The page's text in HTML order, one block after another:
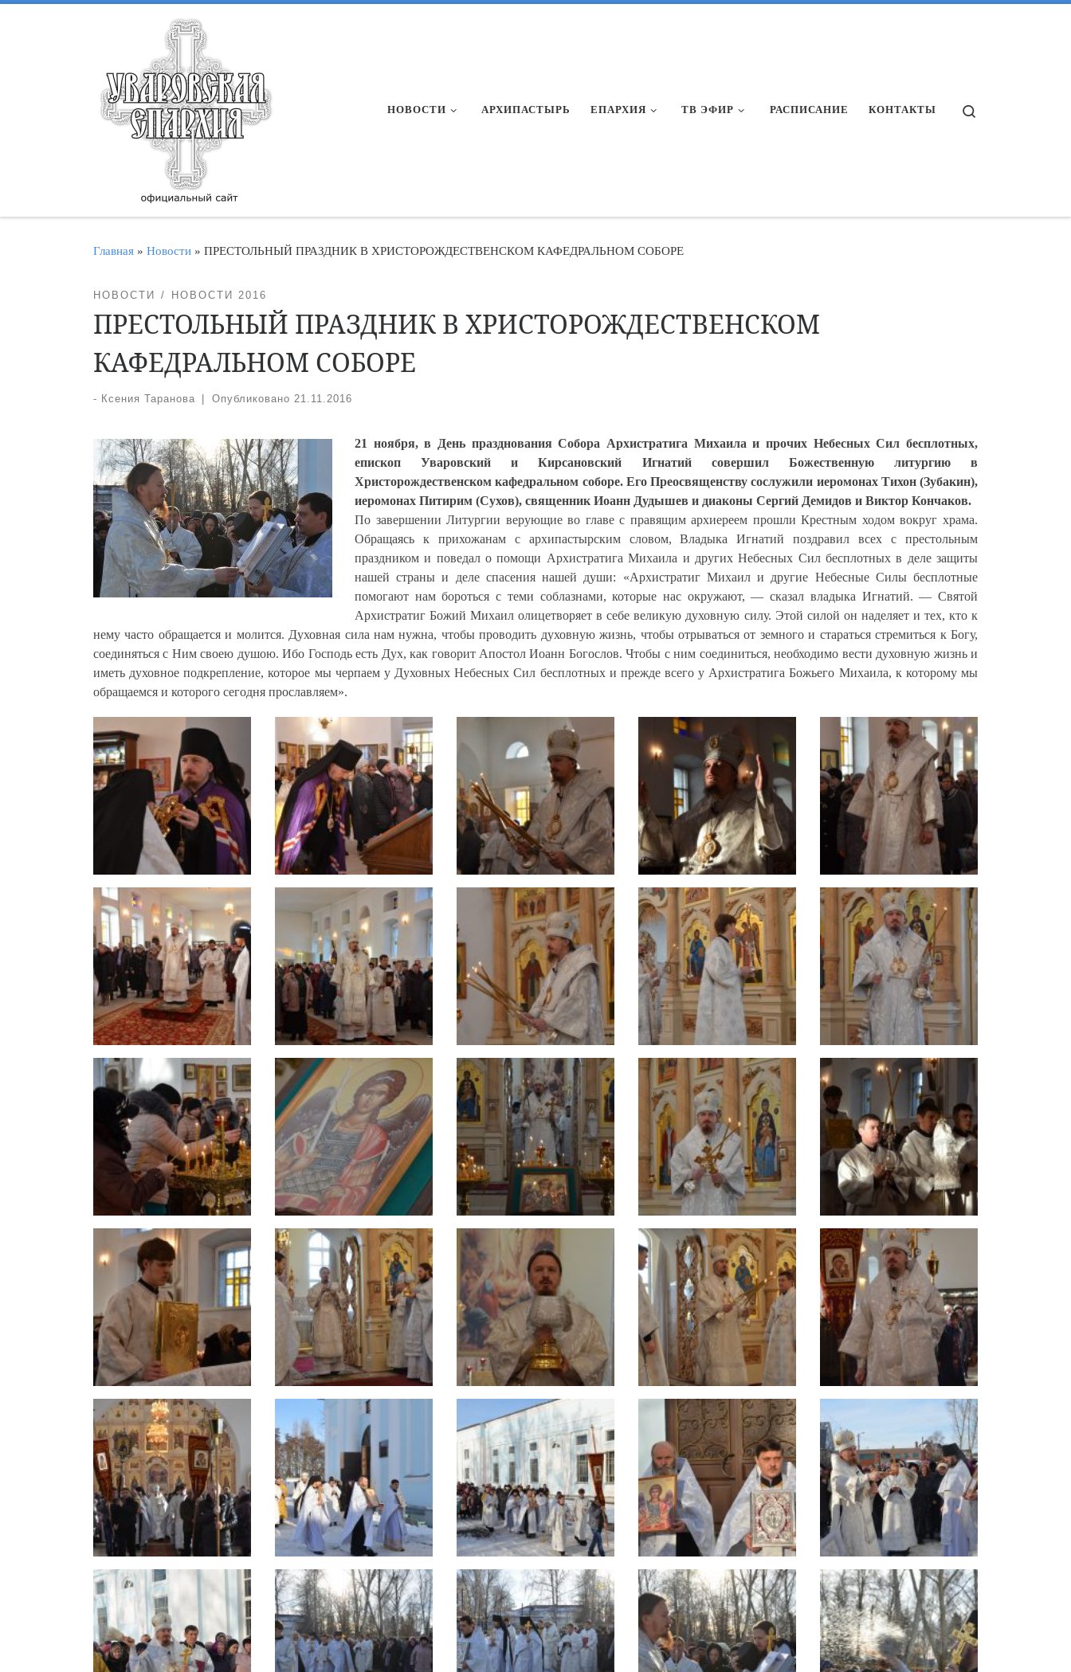
НОВОСТИ АРХИПАСТЫРЬ ЕПАРХИЯ ТВ ЭФИР РАСПИСАНИЕ КОНТАКТЫ
Главная » Новости » ПРЕСТОЛЬНЫЙ ПРАЗДНИК В ХРИСТОРОЖДЕСТВЕНСКОМ КАФЕДРАЛЬНОМ СОБОРЕ
НОВОСТИ НОВОСТИ 2016
ПРЕСТОЛЬНЫЙ ПРАЗДНИК В ХРИСТОРОЖДЕСТВЕНСКОМ
КАФЕДРАЛЬНОМ СОБОРЕ
- Ксения Таранова Опубликовано 21.11.2016
21 ноября, в День празднования Собора Архистратига Михаила и прочих Небесных Сил бесплотных,
епископ Уваровский и Кирсановский Игнатий совершил Божественную литургию в
Христорождественском кафедральном соборе. Его Преосвященству сослужили иеромонах Тихон (Зубакин),
иеромонах Питирим (Сухов), священник Иоанн Дудышев и диаконы Сергий Демидов и Виктор Кончаков.
По завершении Литургии верующие во главе с правящим архиереем прошли Крестным ходом вокруг храма.
Обращаясь к прихожанам с архипастырским словом, Владыка Игнатий поздравил всех с престольным
праздником и поведал о помощи Архистратига Михаила и других Небесных Сил бесплотных в деле защиты
нашей страны и деле спасения нашей души: «Архистратиг Михаил и другие Небесные Силы бесплотные
помогают нам бороться с теми соблазнами, которые нас окружают, — сказал владыка Игнатий. — Святой
Архистратиг Божий Михаил олицетворяет в себе великую духовную силу. Этой силой он наделяет и тех, кто к
нему часто обращается и молится. Духовная сила нам нужна, чтобы проводить духовную жизнь, чтобы отрываться от земного и стараться стремиться к Богу,
соединяться с Ним своею душою. Ибо Господь есть Дух, как говорит Апостол Иоанн Богослов. Чтобы с ним соединиться, необходимо вести духовную жизнь и
иметь духовное подкрепление, которое мы черпаем у Духовных Небесных Сил бесплотных и прежде всего у Архистратига Божьего Михаила, к которому мы
обращаемся и которого сегодня прославляем».